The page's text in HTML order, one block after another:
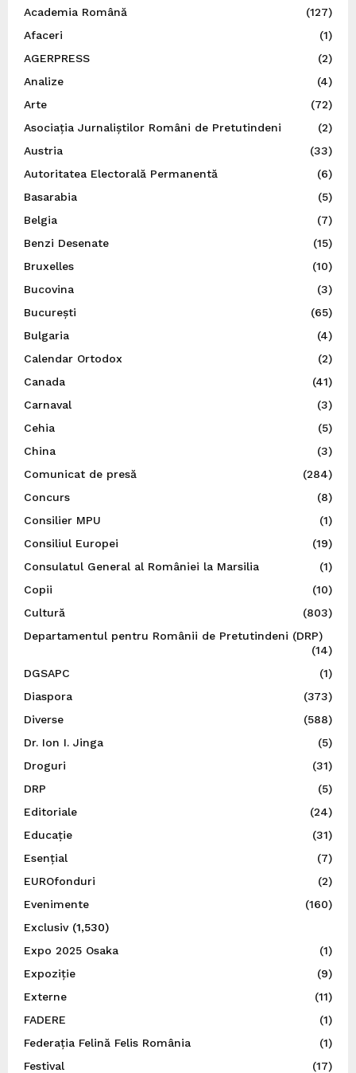
Academia Română
(127)
Afaceri
(1)
AGERPRESS
(2)
Analize
(4)
Arte
(72)
Asociația Jurnaliștilor Români de Pretutindeni
(2)
Austria
(33)
Autoritatea Electorală Permanentă
(6)
Basarabia
(5)
Belgia
(7)
Benzi Desenate
(15)
Bruxelles
(10)
Bucovina
(3)
București
(65)
Bulgaria
(4)
Calendar Ortodox
(2)
Canada
(41)
Carnaval
(3)
Cehia
(5)
China
(3)
Comunicat de presă
(284)
Concurs
(8)
Consilier MPU
(1)
Consiliul Europei
(19)
Consulatul General al României la Marsilia
(1)
Copii
(10)
Cultură
(803)
Departamentul pentru Românii de Pretutindeni (DRP)
(14)
DGSAPC
(1)
Diaspora
(373)
Diverse
(588)
Dr. Ion I. Jinga
(5)
Droguri
(31)
DRP
(5)
Editoriale
(24)
Educație
(31)
Esențial
(7)
EUROfonduri
(2)
Evenimente
(160)
Exclusiv(1,530)
Expo 2025 Osaka
(1)
Expoziție
(9)
Externe
(11)
FADERE
(1)
Federația Felină Felis România
(1)
Festival
(17)